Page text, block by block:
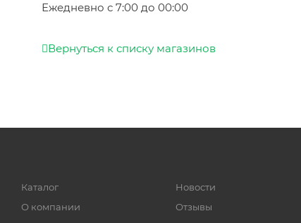
Ежедневно с 7:00 до 00:00
Вернуться к списку магазинов
Каталог
О компании
Новости
Отзывы